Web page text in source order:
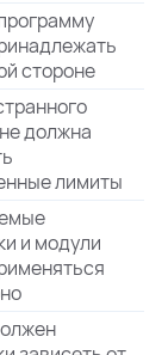
стороне
должна
лимиты
и модули